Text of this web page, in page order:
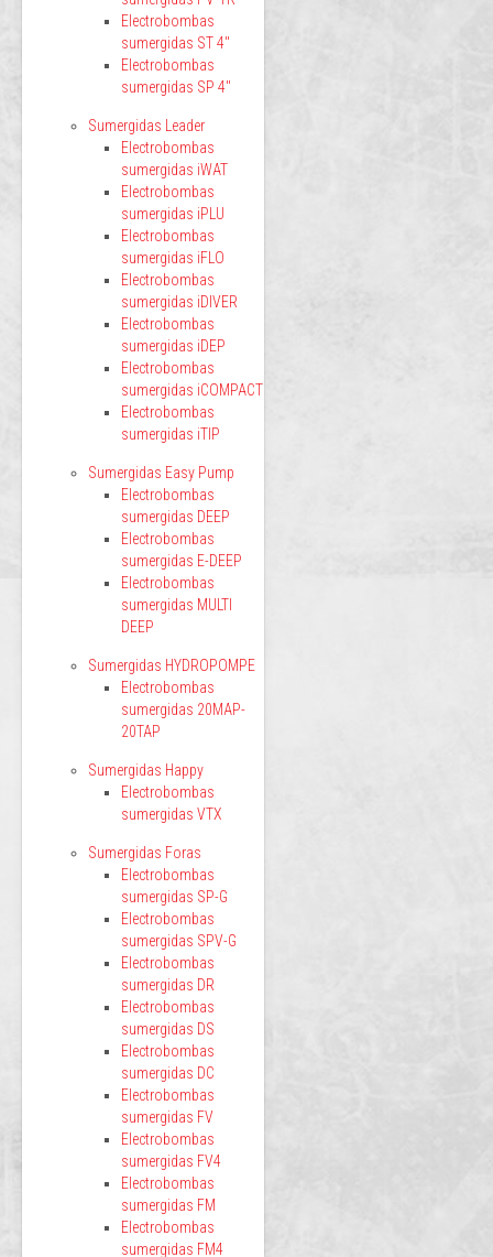
Electrobombas
sumergidas ST 4"
Electrobombas
sumergidas SP 4"
Sumergidas Leader
Electrobombas
sumergidas iWAT
Electrobombas
sumergidas iPLU
Electrobombas
sumergidas iFLO
Electrobombas
sumergidas iDIVER
Electrobombas
sumergidas iDEP
Electrobombas
sumergidas iCOMPACT
Electrobombas
sumergidas iTIP
Sumergidas Easy Pump
Electrobombas
sumergidas DEEP
Electrobombas
sumergidas E-DEEP
Electrobombas
sumergidas MULTI
DEEP
Sumergidas HYDROPOMPE
Electrobombas
sumergidas 20MAP-
20TAP
Sumergidas Happy
Electrobombas
sumergidas VTX
Sumergidas Foras
Electrobombas
sumergidas SP-G
Electrobombas
sumergidas SPV-G
Electrobombas
sumergidas DR
Electrobombas
sumergidas DS
Electrobombas
sumergidas DC
Electrobombas
sumergidas FV
Electrobombas
sumergidas FV4
Electrobombas
sumergidas FM
Electrobombas
sumergidas FM4